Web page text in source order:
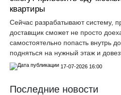
квартиры
Сейчас разрабатывают систему,
доставщик сможет не просто
самостоятельно попасть внутрь
подняться на нужный этаж и
17-07-2026 16:00
Последние новости